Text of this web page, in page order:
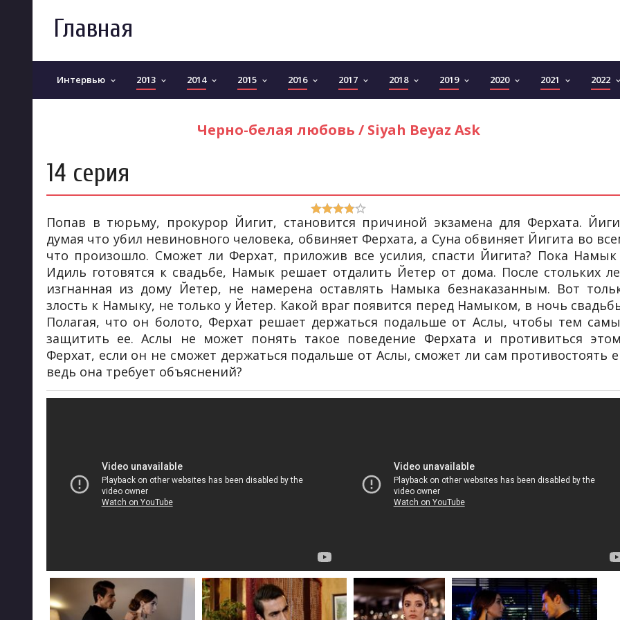
Главная
Интервью keyboard_arrow_down 2013 keyboard_arrow_down 2014 keyboard_arrow_down 2015 keyboard_arrow_down 2016 keyboard_arrow_down 2017 keyboard_arrow_down 2018 keyboard_arrow_down 2019 keyboard_arrow_down 2020 keyboard_arrow_down 2021 keyboard_arrow_down 2022 keyboard_arrow_down
Черно-белая любовь / Siyah Beyaz Ask
14 серия
Попав в тюрьму, прокурор Йигит, становится причиной экзамена для Ферхата.
думая что убил невиновного человека, обвиняет Ферхата, а Суна обвиняет Йигита во
что произошло. Сможет ли Ферхат, приложив все усилия, спасти Йигита? Пока
Идиль готовятся к свадьбе, Намык решает отдалить Йетер от дома. После стольких
изгнанная из дому Йетер, не намерена оставлять Намыка безнаказанным. Вот
злость к Намыку, не только у Йетер. Какой враг появится перед Намыком, в ночь
Полагая, что он болото, Ферхат решает держаться подальше от Аслы, чтобы тем
защитить ее. Аслы не может понять такое поведение Ферхата и противиться
Ферхат, если он не сможет держаться подальше от Аслы, сможет ли сам противостоять
ведь она требует объяснений?